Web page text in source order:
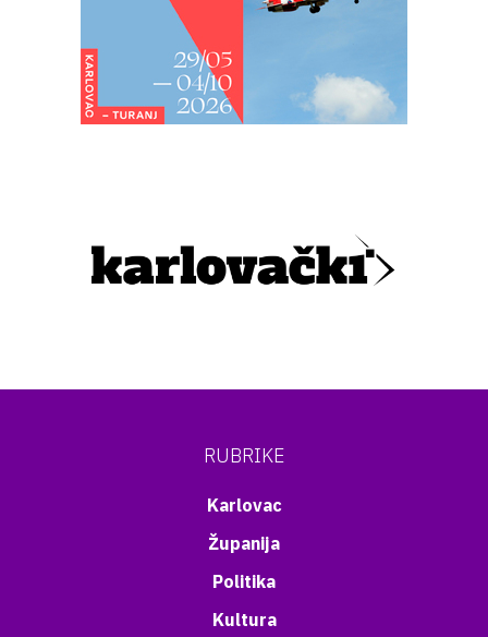
RUBRIKE
Karlovac
Županija
Politika
Kultura